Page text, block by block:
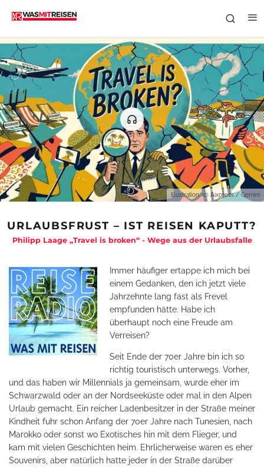
Illustration: (c) Aixpress / Gemini
URLAUBSFRUST – IST REISEN KAPUTT?
Philipp Laage „Travel is broken“ - Wege aus der Urlaubsfalle
Immer häufiger ertappe ich mich bei
einem Gedanken, den ich jetzt viele
Jahrzehnte lang fast als Frevel
empfunden hätte. Habe ich
überhaupt noch eine Freude am
Verreisen?
Seit Ende der 70er Jahre bin ich so
richtig touristisch unterwegs. Vorher,
und das haben wir Millennials ja gemeinsam, wurde eher im
Schwarzwald oder an der Nordseeküste oder mal in den Alpen
Urlaub gemacht. Ein reicher Ladenbesitzer in der Straße meiner
Kindheit fuhr schon Anfang der 70er Jahre nach Tunesien, nach
Marokko oder sonst wo Exotisches hin mit dem Flieger, und
kam mit vielen Geschichten heim. Ehrlicherweise waren es eher
Souvenirs, aber natürlich hatte jeder in der Straße darüber